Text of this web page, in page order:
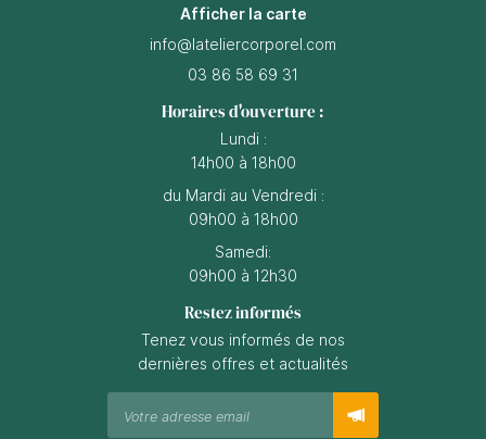
Afficher la carte
03 86 58 69 31
Horaires d'ouverture :
Lundi :
14h00 à 18h00
du Mardi au Vendredi :
09h00 à 18h00
Samedi:
09h00 à 12h30
Restez informés
Tenez vous informés de nos
dernières offres et actualités